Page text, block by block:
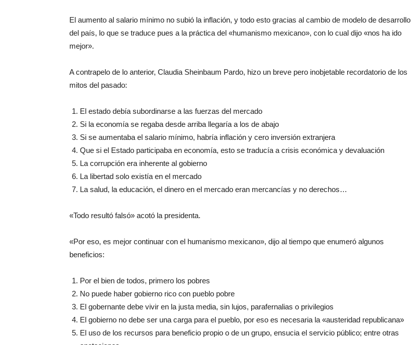
El aumento al salario mínimo no subió la inflación, y todo esto gracias al cambio de modelo de desarrollo
del país, lo que se traduce pues a la práctica del «humanismo mexicano», con lo cual dijo «nos ha ido
mejor».
A contrapelo de lo anterior, Claudia Sheinbaum Pardo, hizo un breve pero inobjetable recordatorio de los
mitos del pasado:
El estado debía subordinarse a las fuerzas del mercado
Si la economía se regaba desde arriba llegaría a los de abajo
Si se aumentaba el salario mínimo, habría inflación y cero inversión extranjera
Que si el Estado participaba en economía, esto se traducía a crisis económica y devaluación
La corrupción era inherente al gobierno
La libertad solo existía en el mercado
La salud, la educación, el dinero en el mercado eran mercancías y no derechos…
«Todo resultó falsó» acotó la presidenta.
«Por eso, es mejor continuar con el humanismo mexicano», dijo al tiempo que enumeró algunos
beneficios:
Por el bien de todos, primero los pobres
No puede haber gobierno rico con pueblo pobre
El gobernante debe vivir en la justa media, sin lujos, parafernalias o privilegios
El gobierno no debe ser una carga para el pueblo, por eso es necesaria la «austeridad republicana»
El uso de los recursos para beneficio propio o de un grupo, ensucia el servicio público; entre otras